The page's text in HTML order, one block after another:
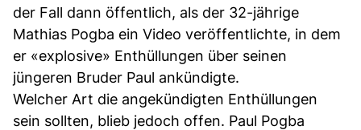
der Fall dann öffentlich, als der 32-jährige
Mathias Pogba ein Video veröffentlichte, in dem
er «explosive» Enthüllungen über seinen
jüngeren Bruder Paul ankündigte.
Welcher Art die angekündigten Enthüllungen
sein sollten, blieb jedoch offen. Paul Pogba